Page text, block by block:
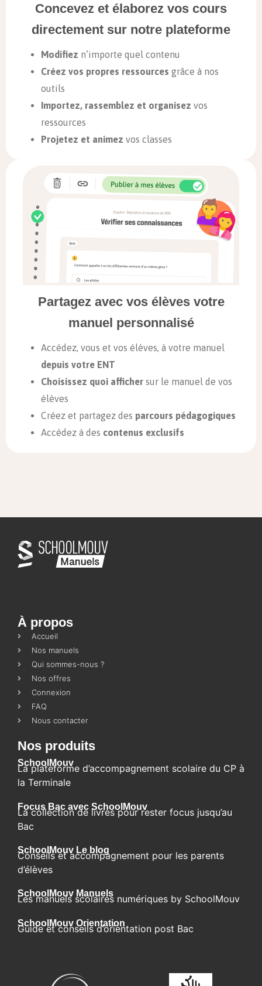
Concevez et élaborez vos cours
directement sur notre plateforme
Modifiez n’importe quel contenu
Créez vos propres ressources grâce à nos
outils
Importez, rassemblez et organisez vos
ressources
Projetez et animez vos classes
Partagez avec vos élèves votre
manuel personnalisé
Accédez, vous et vos élèves, à votre manuel
depuis votre ENT
Choisissez quoi afficher sur le manuel de vos
élèves
Créez et partagez des parcours pédagogiques
Accédez à des contenus exclusifs
À propos
Accueil
Nos manuels
Qui sommes-nous ?
Nos offres
Connexion
FAQ
Nous contacter
Nos produits
SchoolMouv
La plateforme d’accompagnement scolaire du CP à
la Terminale
Focus Bac avec SchoolMouv
La collection de livres pour rester focus jusqu’au
Bac
SchoolMouv Le blog​
Conseils et accompagnement pour les parents
d’élèves
SchoolMouv Manuels
Les manuels scolaires numériques by SchoolMouv
SchoolMouv Orientation
Guide et conseils d’orientation post Bac